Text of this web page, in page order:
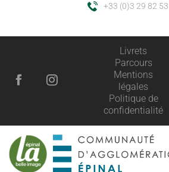
+33 (0)3 29 82
Livrets
Parcours
Mentions
légales
Politique de
confidentialité